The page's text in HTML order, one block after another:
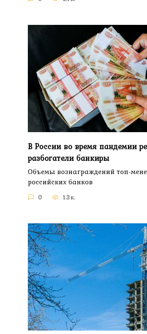
В России во время пандемии
разбогатели банкиры
Объемы вознаграждений топ-
российских банков
0 1.3к.